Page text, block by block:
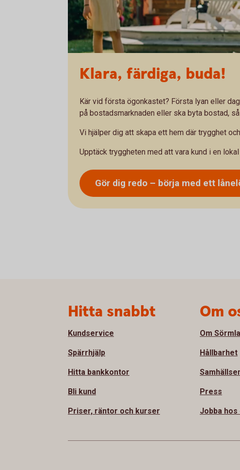
Klara, färdiga, buda!
Kär vid första ögonkastet? Första lyan eller
på bostadsmarknaden eller ska byta bostad,
Vi hjälper dig att skapa ett hem där trygghet
Upptäck tryggheten med att vara kund i en
Gör dig redo – börja med ett
Hitta snabbt
Kundservice
Spärrhjälp
Hitta bankkontor
Bli kund
Priser, räntor och kurser
Om
Om
Hållbarhet
Press
Jobba hos